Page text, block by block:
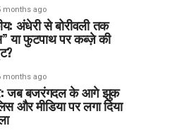
months ago
अंधेरी से बोरीवली तक
या फुटपाथ पर कब्ज़े की
months ago
जब बजरंगदल के आगे झुक
और मीडिया पर लगा दिया